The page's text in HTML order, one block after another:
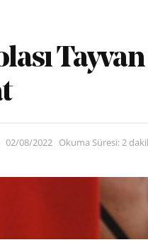
02/08/2022 Okuma Süresi: 2